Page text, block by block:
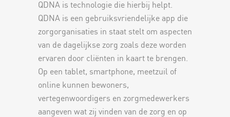
QDNA is technologie die hierbij helpt.
QDNA is een gebruiksvriendelijke app die
zorgorganisaties in staat stelt om aspecten
van de dagelijkse zorg zoals deze worden
ervaren door cliënten in kaart te brengen.
Op een tablet, smartphone, meetzuil of
online kunnen bewoners,
vertegenwoordigers en zorgmedewerkers
aangeven wat zij vinden van de zorg en op